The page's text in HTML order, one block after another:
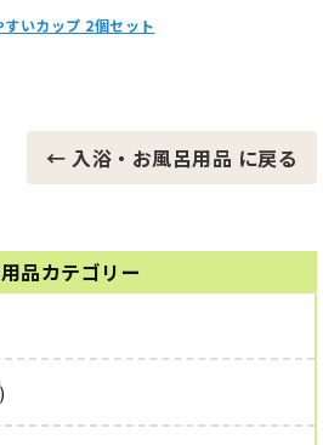
品カテゴリー
アームVタイプウォーカーミニ SA
← 入浴・お風呂用品 に戻る